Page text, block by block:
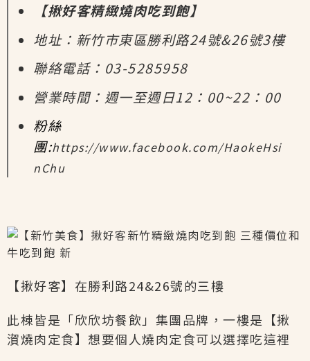
【揪好客精緻燒肉吃到飽】
地址：新竹市東區勝利路24號&26號3樓
聯絡電話：03-5285958
營業時間：週一至週日12：00~22：00
粉絲
團:https://www.facebook.com/HaokeHsi
nChu
【揪好客】在勝利路24&26號的三樓
此棟皆是「欣欣坊餐飲」集團品牌，一樓是【揪
㵑燒肉定食】想要個人燒肉定食可以選擇吃這裡